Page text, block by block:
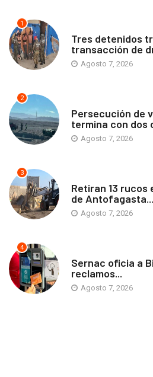
1
Tres detenidos
transacción de
Agosto 7, 2026
2
Persecución de
termina con dos
Agosto 7, 2026
3
Retiran 13
de Antofagasta...
Agosto 7, 2026
4
Sernac oficia a
reclamos...
Agosto 7, 2026